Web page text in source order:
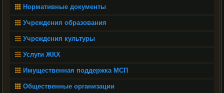
Нормативные документы
Учреждения образования
Учреждения культуры
Услуги ЖКХ
Имущественная поддержка МСП
Общественные организации